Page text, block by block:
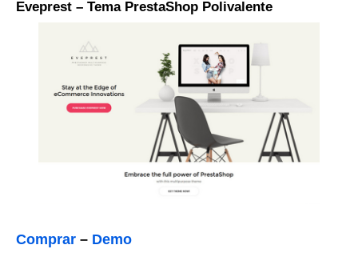
Eveprest – Tema PrestaShop Polivalente
Comprar – Demo